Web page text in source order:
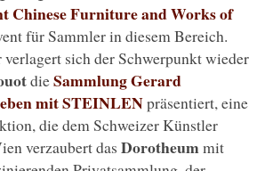
Chinese Furniture and Works of
für Sammler in diesem Bereich.
verlagert sich der Schwerpunkt wieder
dieSammlung Gerard
mit STEINLENpräsentiert, eine
die dem Schweizer Künstler
verzaubert das Dorotheummit